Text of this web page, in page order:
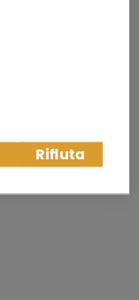
Rifiuta